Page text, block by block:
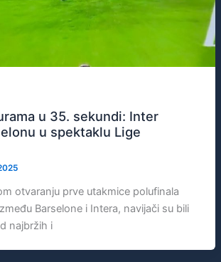
u 35. sekundi: Inter
u spektaklu Lige
otvaranju prve utakmice polufinala
Barselone i Intera, navijači su bili
najbržih i